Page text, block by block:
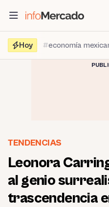
contenido
Hoy
economía
TENDENCIAS
Leonora
al genio
trascendencia